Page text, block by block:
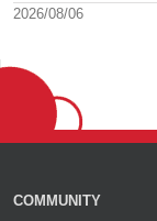
2026/08/06
COMMUNITY